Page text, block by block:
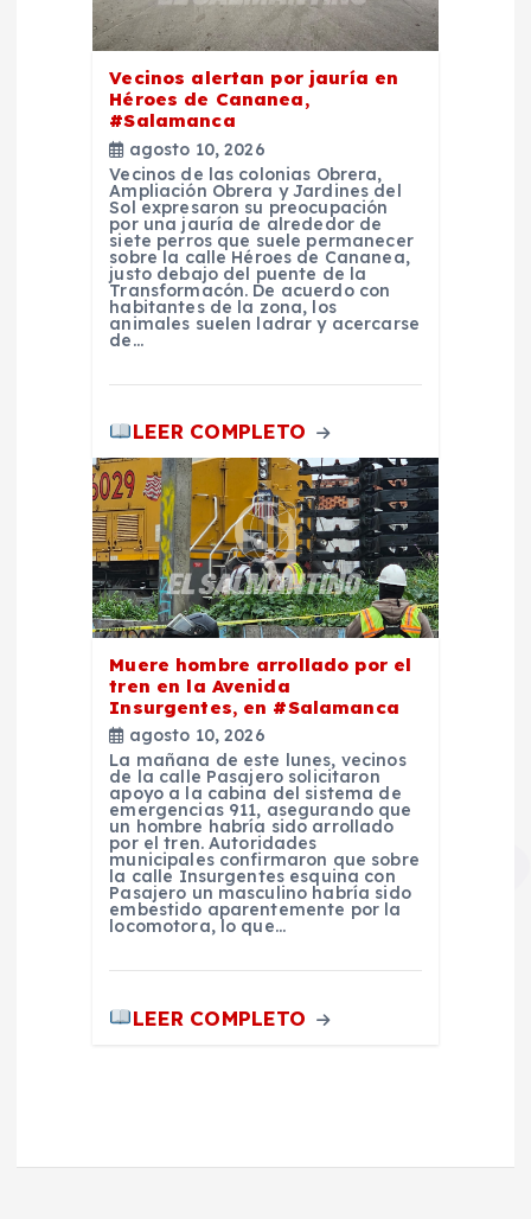
Vecinos alertan por jauría en
Héroes de Cananea,
#Salamanca
agosto 10, 2026
Vecinos de las colonias Obrera,
Ampliación Obrera y Jardines del
Sol expresaron su preocupación
por una jauría de alrededor de
siete perros que suele permanecer
sobre la calle Héroes de Cananea,
justo debajo del puente de la
Transformacón. De acuerdo con
habitantes de la zona, los
animales suelen ladrar y acercarse
de…
LEER COMPLETO
Muere hombre arrollado por el
tren en la Avenida
Insurgentes, en #Salamanca
agosto 10, 2026
La mañana de este lunes, vecinos
de la calle Pasajero solicitaron
apoyo a la cabina del sistema de
emergencias 911, asegurando que
un hombre habría sido arrollado
por el tren. Autoridades
municipales confirmaron que sobre
la calle Insurgentes esquina con
Pasajero un masculino habría sido
embestido aparentemente por la
locomotora, lo que…
LEER COMPLETO